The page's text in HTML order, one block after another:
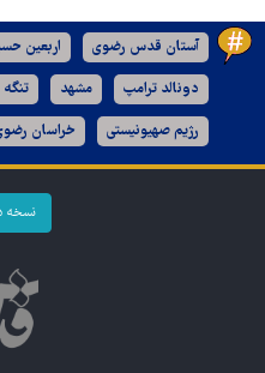
آستان قدس رضوی اربعین
دونالد ترامپ مشهد
رژیم صهیونیستی خراسان
نسخه